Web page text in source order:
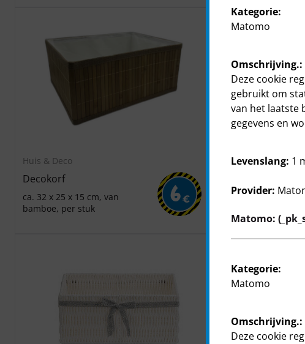
Huis & Deco
Decokorf
ca. 32 x 25 x 15 cm, van
bamboe, per stuk
6 €
Huis & Deco
ca. 30 x 30 x 26 cm,
per stuk
Kategorie:
Matomo
Omschrijving.:
Deze cookie
gebruikt om
van het laatste
gegevens en
Levenslang: 1
Provider:
Matomo:
Kategorie:
Matomo
Omschrijving.:
Deze cookie